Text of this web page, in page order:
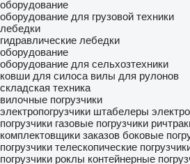
оборудование
оборудование для грузовой техники
лебедки
гидравлические лебедки
оборудование
оборудование для сельхозтехники
ковши для силоса вилы для рулонов
складская техника
вилочные погрузчики
электропогрузчики штабелеры
погрузчики газовые погрузчики
комплектовщики заказов боковые
погрузчики телескопические
погрузчики роклы контейнерные